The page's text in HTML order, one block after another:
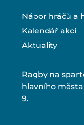
Nábor hráčů a
Kalendář akcí
Aktuality
Ragby na
hlavního
9.